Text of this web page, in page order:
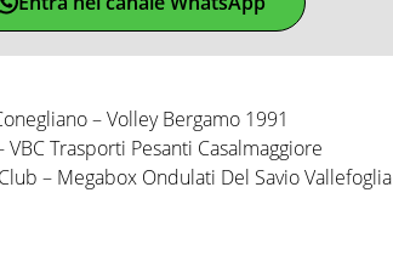
– Volley Bergamo 1991
Trasporti Pesanti Casalmaggiore
– Megabox Ondulati Del Savio Vallefoglia